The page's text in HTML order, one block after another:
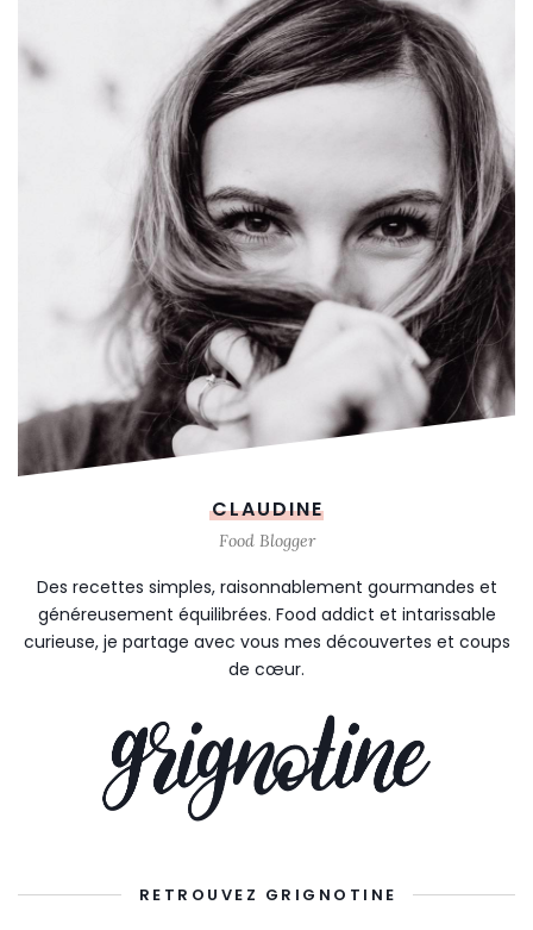
CLAUDINE
Food Blogger
Des recettes simples, raisonnablement gourmandes et
généreusement équilibrées. Food addict et intarissable
curieuse, je partage avec vous mes découvertes et coups
de cœur.
RETROUVEZ GRIGNOTINE